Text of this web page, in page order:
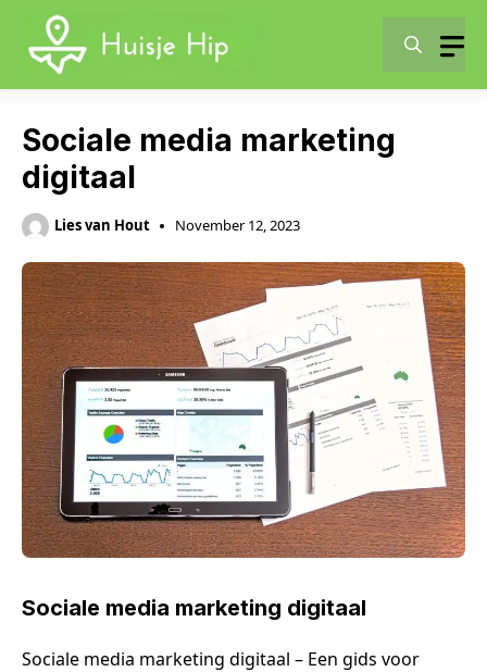
content
Sociale media marketing
digitaal
Lies van Hout November 12, 2023
Sociale media marketing digitaal
Sociale media marketing digitaal – Een gids voor